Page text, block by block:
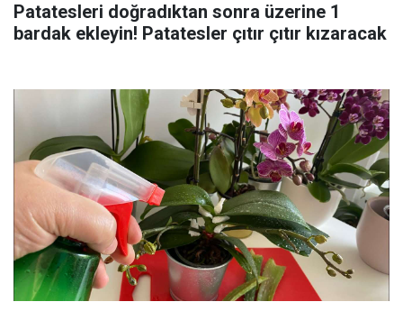
Patatesleri doğradıktan sonra üzerine 1
bardak ekleyin! Patatesler çıtır çıtır kızaracak